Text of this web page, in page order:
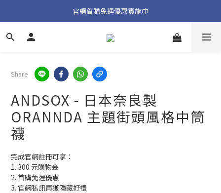
加入官方 LINE 獲取隱藏好禮
官網首購免運優惠實施中
加入官方 LINE 獲取隱藏好禮
Share
ANDSOX - 日本奈良製
ORANNDA 主題街頭風格中筒
襪
完成官網註冊可享：
1. 300 元購物金
2. 首購免運優惠
3. 官網私訊再獲隱藏好禮